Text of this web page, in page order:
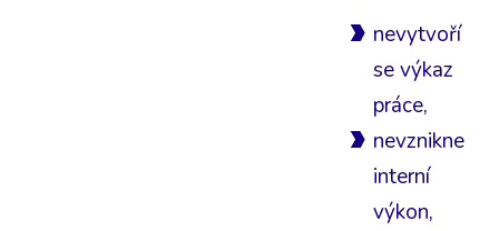
nevytvoří
se výkaz
práce,
nevznikne
interní
výkon,